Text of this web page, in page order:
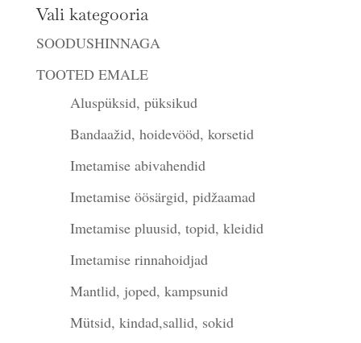
Vali kategooria
SOODUSHINNAGA
TOOTED EMALE
Aluspüksid, püksikud
Bandaažid, hoidevööd, korsetid
Imetamise abivahendid
Imetamise öösärgid, pidžaamad
Imetamise pluusid, topid, kleidid
Imetamise rinnahoidjad
Mantlid, joped, kampsunid
Mütsid, kindad,sallid, sokid